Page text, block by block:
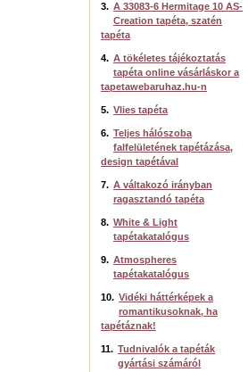
3. A 33083-6 Hermitage 10 AS-
Creation tapéta, szatén
tapéta
4. A tökéletes tájékoztatás
tapéta online vásárláskor a
tapetawebaruhaz.hu-n
5. Vlies tapéta
6. Teljes hálószoba
falfelületének tapétázása,
design tapétával
7. A váltakozó irányban
ragasztandó tapéta
8. White & Light
tapétakatalógus
9. Atmospheres
tapétakatalógus
10. Vidéki háttérképek a
romantikusoknak, ha
tapétáznak!
11. Tudnivalók a tapéták
gyártási számáról